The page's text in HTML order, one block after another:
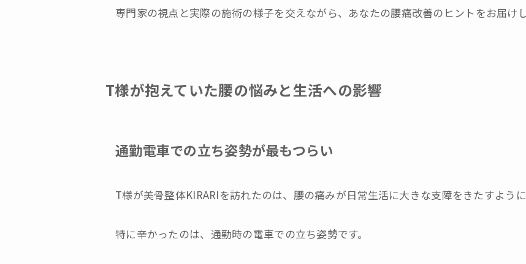
専門家の視点と実際の施術の様子を交えながら、あなたの腰痛改善のヒントをお届けし
T様が抱えていた腰の悩みと生活への影響
通勤電車での立ち姿勢が最もつらい
T様が美骨整体KIRARIを訪れたのは、腰の痛みが日常生活に大きな支障をきたすように
特に辛かったのは、通勤時の電車での立ち姿勢です。